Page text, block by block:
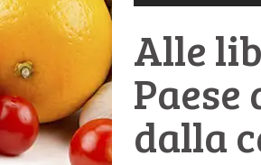
Alle
dalla